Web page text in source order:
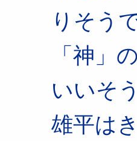
りそう
「神」
いいそう
雄平は